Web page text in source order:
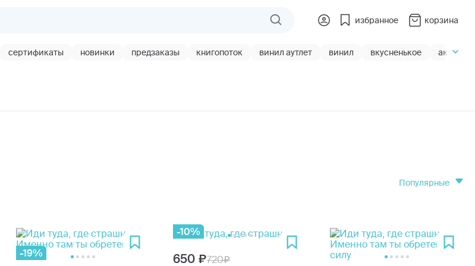
избранное корзина
сертификаты новинки предзаказы книгопоток винил аутлет винил вкусненькое акции
популярные
-19%
-10%
650
720